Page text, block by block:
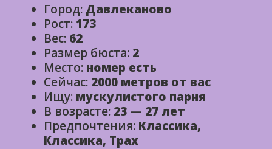
Город: Давлеканово
Рост: 173
Вес: 62
Размер бюста: 2
Место: номер есть
Сейчас: 2000 метров от вас
Ищу: мускулистого парня
В возрасте: 23 — 27 лет
Предпочтения: Классика,
Классика, Трах